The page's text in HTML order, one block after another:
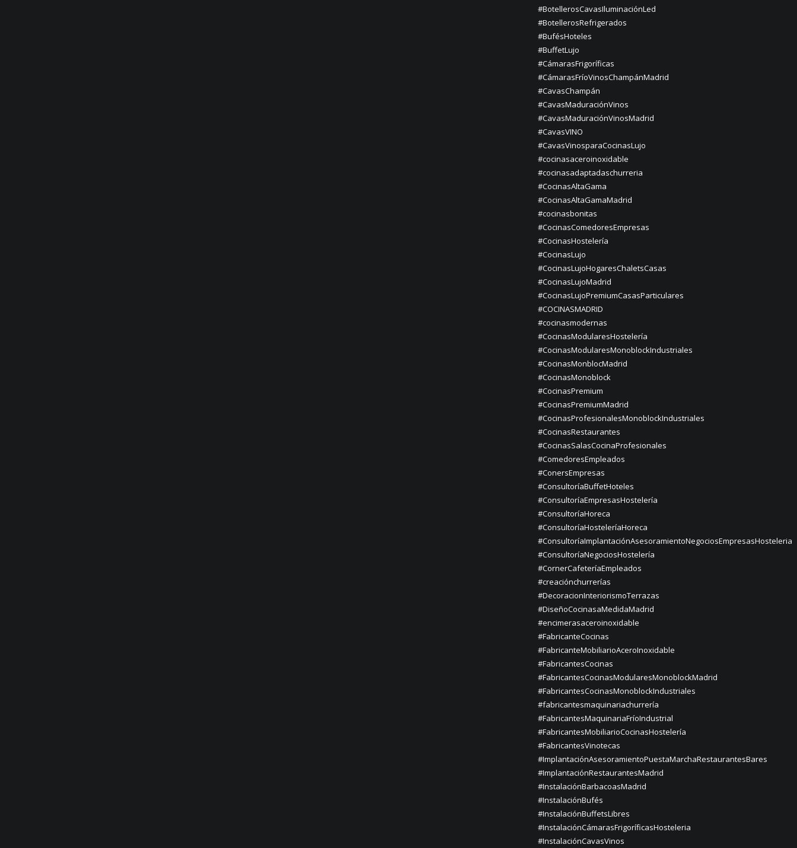
#BotellerosCavasIluminaciónLed
#BotellerosRefrigerados
#BufésHoteles
#BuffetLujo
#CámarasFrigoríficas
#CámarasFríoVinosChampánMadrid
#CavasChampán
#CavasMaduraciónVinos
#CavasMaduraciónVinosMadrid
#CavasVINO
#CavasVinosparaCocinasLujo
#cocinasaceroinoxidable
#cocinasadaptadaschurreria
#CocinasAltaGama
#CocinasAltaGamaMadrid
#cocinasbonitas
#CocinasComedoresEmpresas
#CocinasHostelería
#CocinasLujo
#CocinasLujoHogaresChaletsCasas
#CocinasLujoMadrid
#CocinasLujoPremiumCasasParticulares
#COCINASMADRID
#cocinasmodernas
#CocinasModularesHostelería
#CocinasModularesMonoblockIndustriales
#CocinasMonblocMadrid
#CocinasMonoblock
#CocinasPremium
#CocinasPremiumMadrid
#CocinasProfesionalesMonoblockIndustriales
#CocinasRestaurantes
#CocinasSalasCocinaProfesionales
#ComedoresEmpleados
#ConersEmpresas
#ConsultoríaBuffetHoteles
#ConsultoríaEmpresasHostelería
#ConsultoríaHoreca
#ConsultoríaHosteleríaHoreca
#ConsultoríaImplantaciónAsesoramientoNegociosEmpresasHosteleria
#ConsultoríaNegociosHostelería
#CornerCafeteríaEmpleados
#creaciónchurrerías
#DecoracionInteriorismoTerrazas
#DiseñoCocinasaMedidaMadrid
#encimerasaceroinoxidable
#FabricanteCocinas
#FabricanteMobiliarioAceroInoxidable
#FabricantesCocinas
#FabricantesCocinasModularesMonoblockMadrid
#FabricantesCocinasMonoblockIndustriales
#fabricantesmaquinariachurrería
#FabricantesMaquinariaFríoIndustrial
#FabricantesMobiliarioCocinasHostelería
#FabricantesVinotecas
#ImplantaciónAsesoramientoPuestaMarchaRestaurantesBares
#ImplantaciónRestaurantesMadrid
#InstalaciónBarbacoasMadrid
#InstalaciónBufés
#InstalaciónBuffetsLibres
#InstalaciónCámarasFrigoríficasHosteleria
#InstalaciónCavasVinos